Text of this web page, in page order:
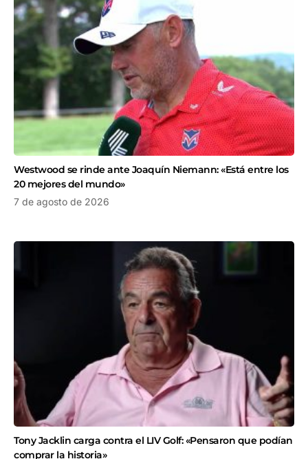
Westwood se rinde ante Joaquín Niemann: «Está entre los
20 mejores del mundo»
7 de agosto de 2026
Tony Jacklin carga contra el LIV Golf: «Pensaron que podían
comprar la historia»